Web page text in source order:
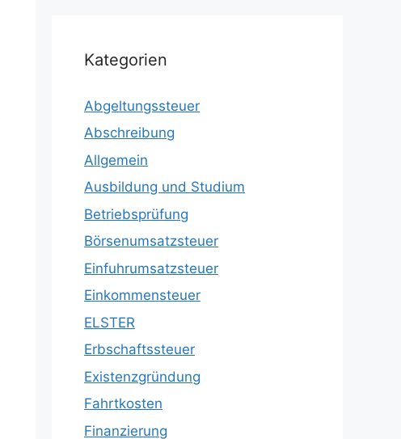
Kategorien
Abgeltungssteuer
Abschreibung
Allgemein
Ausbildung und Studium
Betriebsprüfung
Börsenumsatzsteuer
Einfuhrumsatzsteuer
Einkommensteuer
ELSTER
Erbschaftssteuer
Existenzgründung
Fahrtkosten
Finanzierung